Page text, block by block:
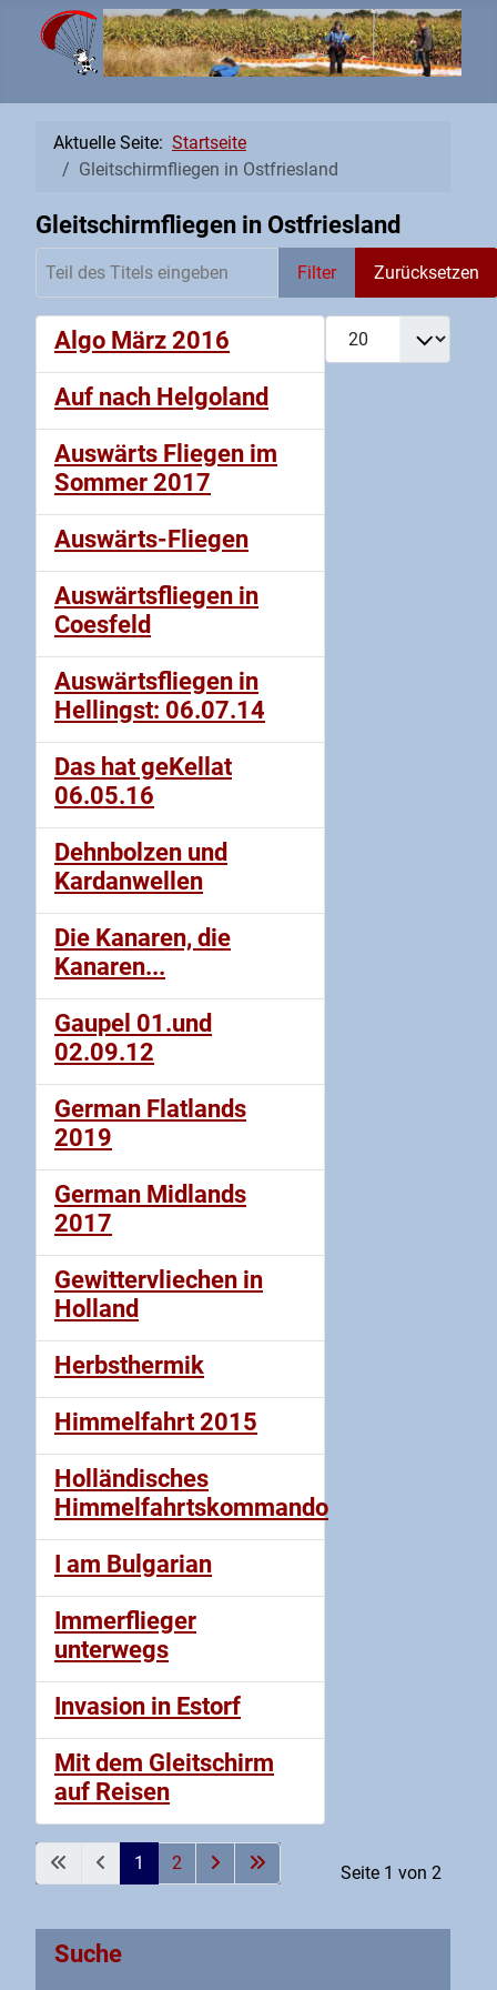
Aktuelle Seite: Startseite
Gleitschirmfliegen in Ostfriesland
Gleitschirmfliegen in Ostfriesland
Filter Zurücksetzen
Anzeige #
Algo März 2016
Auf nach Helgoland
Auswärts Fliegen im
Sommer 2017
Auswärts-Fliegen
Auswärtsfliegen in
Coesfeld
Auswärtsfliegen in
Hellingst: 06.07.14
Das hat geKellat
06.05.16
Dehnbolzen und
Kardanwellen
Die Kanaren, die
Kanaren...
Gaupel 01.und
02.09.12
German Flatlands
2019
German Midlands
2017
Gewittervliechen in
Holland
Herbsthermik
Himmelfahrt 2015
Holländisches
Himmelfahrtskommando
I am Bulgarian
Immerflieger
unterwegs
Invasion in Estorf
Mit dem Gleitschirm
auf Reisen
Seite 1 von 2
1 2
Suche